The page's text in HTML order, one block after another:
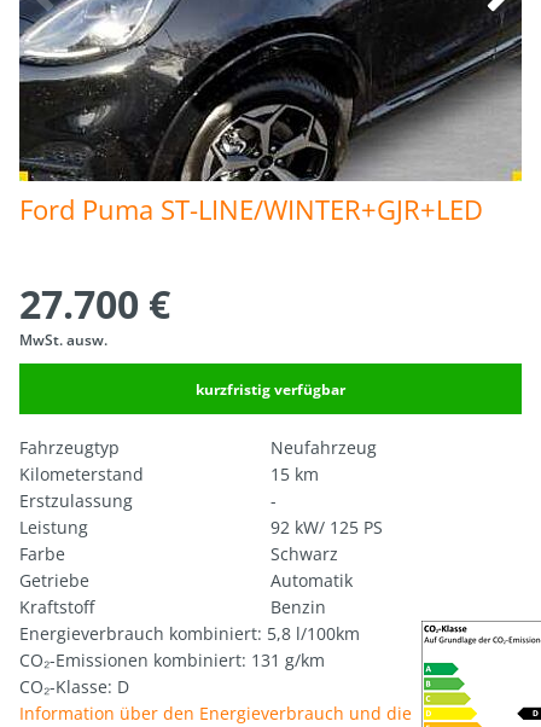
Ford Puma ST-LINE/WINTER+GJR+LED
27.700 €
MwSt. ausw.
kurzfristig verfügbar
Fahrzeugtyp
Neufahrzeug
Kilometerstand
15 km
Erstzulassung
-
Leistung
92 kW/ 125 PS
Farbe
Schwarz
Getriebe
Automatik
Kraftstoff
Benzin
Energieverbrauch kombiniert: 5,8 l/100km
CO₂-Emissionen kombiniert: 131 g/km
CO₂-Klasse: D
Information über den Energieverbrauch und die